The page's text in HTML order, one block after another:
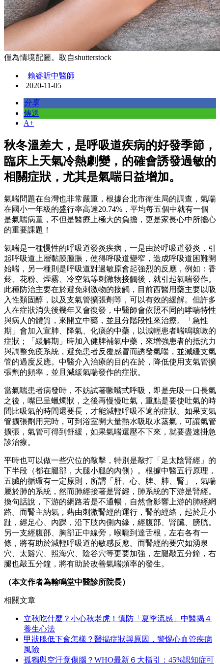
僅為情境配圖。取自shutterstock
賴睿昕中醫師
2020-11-05
分享
傳送
A+
秋冬溫差大，是呼吸道疾病的好發季節，
臨床上天氣冷熱劇變，的確會誘發過敏的
相關症狀，尤其是氣喘日益增加。
氣喘問題在台灣也非常嚴重，根據台北市衛生局的調查，氣喘
在國小一年級的盛行率高達20.74%，平均每五個中就有一個
是氣喘病童，不但是醫療上極大的負擔，更是家長心中所擔心
的重要課題！
氣喘是一種慢性的呼吸道發炎疾病，一是由於呼吸道發炎，引
起呼吸道上層黏膜腫脹，使得呼吸道變窄，造成呼吸道困難開
始喘，另一種則是呼吸道對過敏原會起強烈的反應，例如：香
菸、花粉、煙霧、冷空氣等刺激物接觸後，就引起氣喘發作。
此種防治主要在於避免刺激物的接觸，目前西醫用藥主要以吸
入性類固醇，以及支氣管擴張劑等，可以有效的緩解。但許多
人在症狀消失後幾年又會復發，中醫師會依照不同的哮喘特性
與病人的體質，來開立中藥，並且分階段性來治療。「急性
期」會加入宣肺、降氣、化痰的中藥，以減輕患者喘鳴咳嗽的
症狀；「緩解期」時加入健脾補氣中藥，來增強患者的抵抗力
與調整免疫系統，避免患者反覆感冒而誘發氣喘，並減緩支氣
管的過度反應。中醫介入治療的目的在於，降低使用支氣管擴
張劑的頻率，並且減緩氣喘發作的症狀。
當氣喘患者病發時，不妨試著噘嘴式呼吸，即是先吸一口長氣
之後，嘴巴呈蠟燭狀，之後再慢慢吐氣，重點是要使吐氣的時
間比吸氣的時間還要長，才能減輕呼吸不適的症狀。如果支氣
管擴張劑用完時，可到浴室開大量熱水吸取水蒸氣，可讓氣管
擴張，氣管可得到舒緩，如果氣喘還壓不下來，就要盡速掛急
診治療。
平時也可以做一些穴位的敲擊，特別是敲打「足太陰腎經」的
下半段（都在腿部，大腿小腿的內側）。根據中醫五行原理，
五臟的循環有一定原則，所謂「肝、心、脾、肺、腎」，氣喘
屬於肺的系統，然而肺經接著是腎經，肺系統的下游是腎經。
換句話說，下游的網路若是不通暢，自然會影響上游的肺經網
路。而腎主納氣，藉由刺激腎經的運行，腎的經絡，起於足小
趾，經足心、內踝，沿下肢內側內緣，經腹部、腎臟、膀胱。
另一支經腹部、胸部正中線旁，喉嚨到達舌根，左右各有一
條，將有助於減輕呼吸道的敏感反應。而腎經的要穴如湧泉
穴、太谿穴、照海穴、陰谷穴等更要加強，左腿敲五分鐘，右
腿也敲五分鐘，將有助於改善氣喘頻率的發生。
（本文作者為翰鳴堂中醫診所院長）
相關文章
立秋吃什麼？小心秋老虎！慎防「夏季流感」中醫揭４
養生心法
甲狀腺低下會怎樣？醫揭症狀與原因，警惕心血管疾病
風險
孤獨與空汙竟傷腦？WHO最新６大指引：45%認知症可